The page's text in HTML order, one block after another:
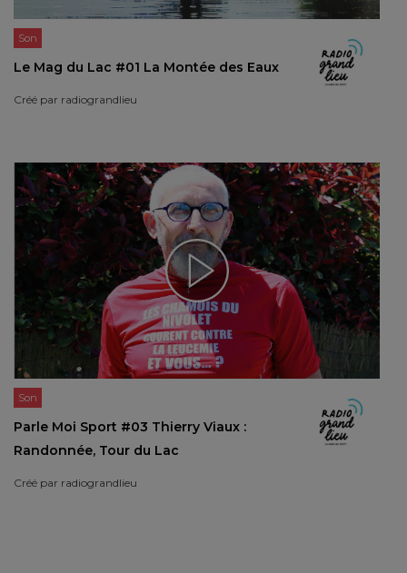
Son
Le Mag du Lac #01 La Montée des Eaux
Créé par radiograndlieu
Son
Parle Moi Sport #03 Thierry Viaux :
Randonnée, Tour du Lac
Créé par radiograndlieu